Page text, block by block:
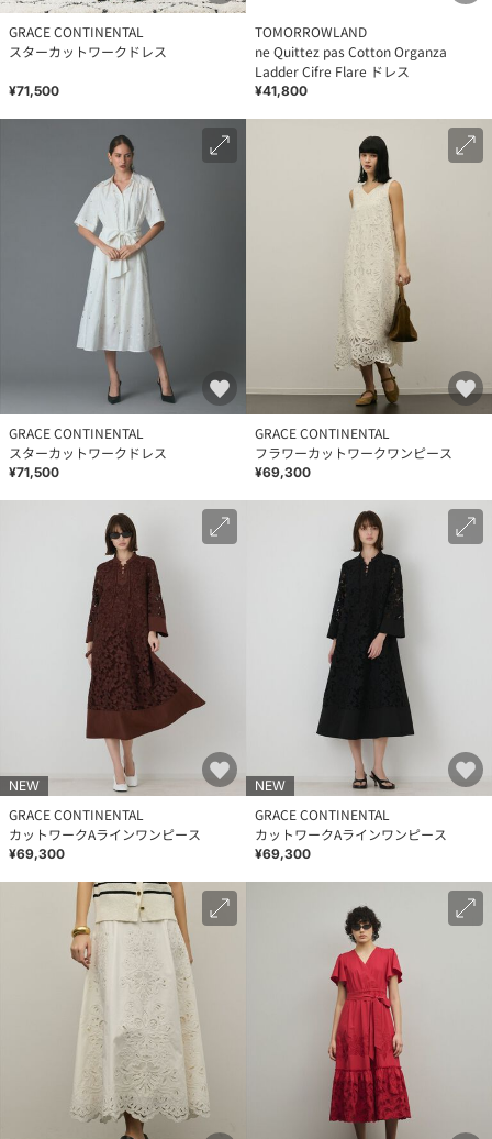
GRACE CONTINENTAL
スターカットワークドレス
¥71,500
TOMORROWLAND
ne Quittez pas Cotton Organza
Ladder Cifre Flare ドレス
¥41,800
GRACE CONTINENTAL
スターカットワークドレス
¥71,500
GRACE CONTINENTAL
フラワーカットワークワンピース
¥69,300
NEW
GRACE CONTINENTAL
カットワークAラインワンピース
¥69,300
NEW
GRACE CONTINENTAL
カットワークAラインワンピース
¥69,300